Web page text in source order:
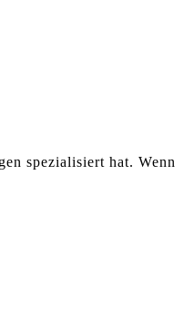
spezialisiert hat. Wenn